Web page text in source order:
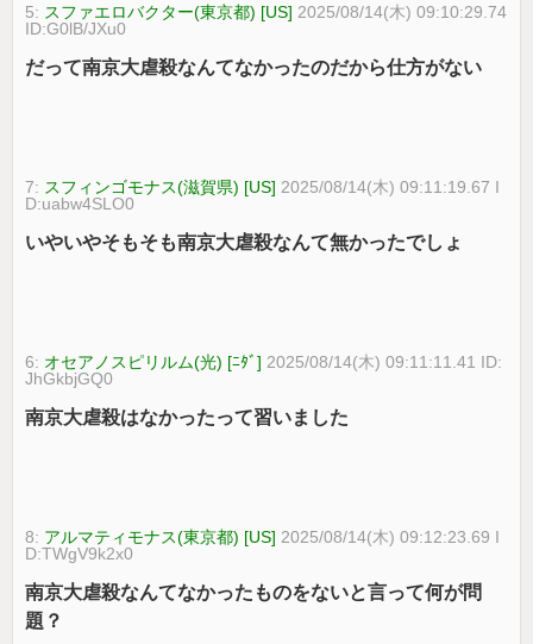
5: スファエロバクター(東京都) [US] 2025/08/14(木) 09:10:29.74
ID:G0lB/JXu0
だって南京大虐殺なんてなかったのだから仕方がない
7: スフィンゴモナス(滋賀県) [US] 2025/08/14(木) 09:11:19.67 I
D:uabw4SLO0
いやいやそもそも南京大虐殺なんて無かったでしょ
6: オセアノスピリルム(光) [ﾆﾀﾞ] 2025/08/14(木) 09:11:11.41 ID:
JhGkbjGQ0
南京大虐殺はなかったって習いました
8: アルマティモナス(東京都) [US] 2025/08/14(木) 09:12:23.69 I
D:TWgV9k2x0
南京大虐殺なんてなかったものをないと言って何が問
題？